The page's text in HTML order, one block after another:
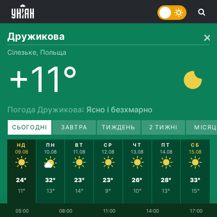
Дружикова
Сілезьке, Польща
+11°
Погода Дружикова: Ясно і безхмарно
СЬОГОДНІ ЗАВТРА ТИЖДЕНЬ 2 ТИЖНІ
НД
09.08
24°
11°
ПН
10.08
32°
13°
ВТ
11.08
23°
14°
СР
12.08
23°
9°
ЧТ
13.08
26°
10°
ПТ
14.08
28°
13°
СБ
15.08
33°
15°
05:00 08:00 11:00 14:00 17:00